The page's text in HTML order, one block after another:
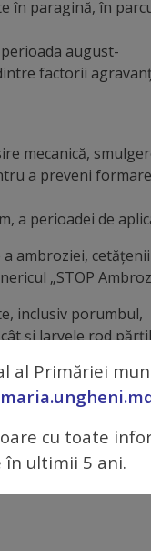
în paragină, în
august-
factorii
mecanică,
a preveni
a perioadei de
ambroziei,
„STOP
inclusiv porumbul,
şi larvele rod
delăsate,
insecticide
cipermetrin;
al Primăriei
cu toate
în ultimii 5 ani.